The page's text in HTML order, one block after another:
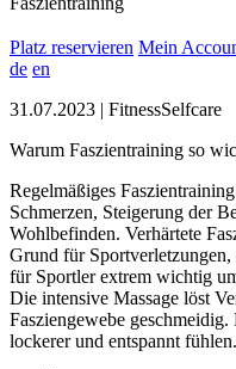
Platz reservieren Mein
de en
31.07.2023 | FitnessSelfcare
Warum Faszientraining so
Regelmäßiges
Schmerzen, Steigerung der
Wohlbefinden. Verhärtete
Grund für Sportverletzungen,
für Sportler extrem wichtig
Die intensive Massage löst
Fasziengewebe
lockerer und entspannt fühlen.